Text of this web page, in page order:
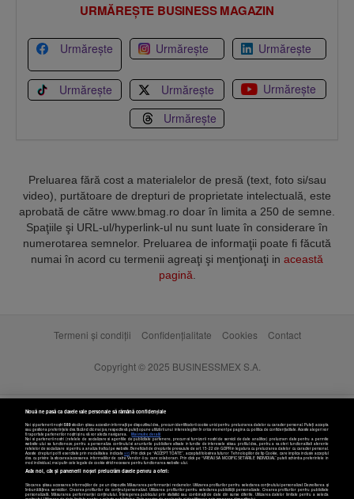
URMĂREȘTE BUSINESS MAGAZIN
Urmărește Urmărește Urmărește
Urmărește Urmărește
Urmărește
Urmărește
Preluarea fără cost a materialelor de presă (text, foto si/sau
video), purtătoare de drepturi de proprietate intelectuală, este
aprobată de către www.bmag.ro doar în limita a 250 de semne.
Spaţiile şi URL-ul/hyperlink-ul nu sunt luate în considerare în
numerotarea semnelor. Preluarea de informaţii poate fi făcută
numai în acord cu termenii agreaţi şi menţionaţi in această
pagină.
Termeni și condiții Confidențialitate Cookies Contact
Copyright © 2025 BUSINESSMEX S.A.
Nouă ne pasă ca datele tale personale să rămână confidențiale
Noi și partenerii noștri589stocăm și/sau accesăm informații pe dispozitivul dvs., precum identificatorii cookie unici pentru prelucrarea datelor cu caracter personal. Puteți accepta
sau gestiona preferințele dvs. făcând clic mai jos, respectiv vă puteți opune utilizării unui interes legitim în orice moment pe pagina cu politica de confidențialitate. Aceste alegeri vor
fi raportate partenerilor noștri și nu vă vor afecta navigarea.
Mai multe detalii
Noi si partenerii nostri (retelele de socializare si agentiile de publicitate partenere, precum si furnizorii nostri de servicii de date analitice) prelucram date pentru a permite
website-ului sa functioneze, pentru a personaliza continutul si anunturile publicitare afisate in functie de interesele si/sau profilul dvs., pentru a va oferi functionalitati aferente
retelelor de socializare si pentru a analiza traficul pe website. Beneficiati de drepturile prevazute de art. 15-22 din GDPR in legatura cu prelucrarea datelor cu caracter personal.
Aceste drepturi pot fi exercitate prin modalitatea indicataaici. Prin click pe “ACCEPT TOATE”, acceptati folosirea tuturor Tehnologiilor de tip Cookie, care implica inclusiv acceptul
dvs. cu privire la stocarea/accesarea informatiilor de catre Vendor-ii cu care colaboram. Prin click pe “VREAU SA MODIFIC SETARILE INDIVIDUAL” puteti schimba preferintele in
mod individual, mai putin cele legate de cookie strict necesare pentru functionarea website-ului.
Atât noi, cât și partenerii noștri prelucrăm datele pentru a oferi:
Stocarea și/sau accesarea informațiilor de pe un dispozitiv. Măsurarea performanței reclamelor. Utilizarea profilurilor pentru selectarea conținutului personalizat. Dezvoltarea și
îmbunătățirea serviciilor. Crearea profilurilor de conținut personalizat. Utilizarea profilurilor pentru selectarea publicității personalizate. Crearea profilurilor pentru publicitate
personalizată. Măsurarea performanței conținutului. Înțelegerea publicului prin statistici sau combinații de date din surse diferite. Utilizarea datelor limitate pentru a selecta